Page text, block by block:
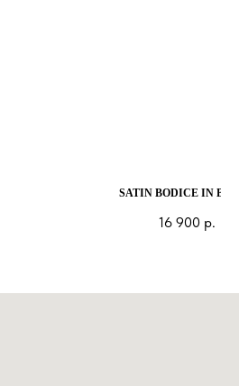
SATIN BODICE IN
16 900 р.